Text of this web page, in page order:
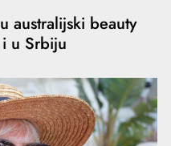
australijski beauty
u Srbiju